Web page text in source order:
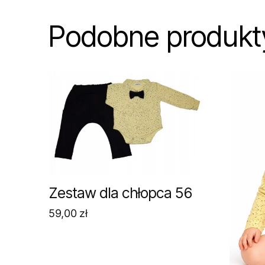
Podobne
Zestaw dla chłopca 56
59,00 zł